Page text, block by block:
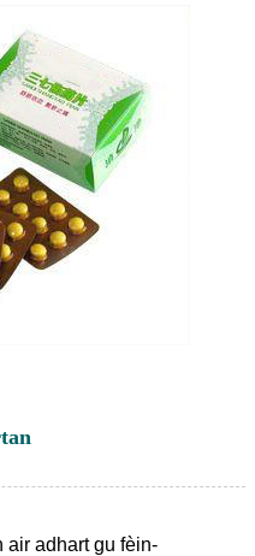
air adhart gu fèin-